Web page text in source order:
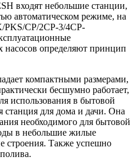
входят небольшие станции,
автоматическом режиме, на
PKS/CP/2CP-3/4CP-
насосов определяют принцип
компактными размерами,
бесшумно работает,
использования в бытовой
станция для дома и дачи. Она
необходимого для бытовой
в небольшие жилые
строения. Также успешно